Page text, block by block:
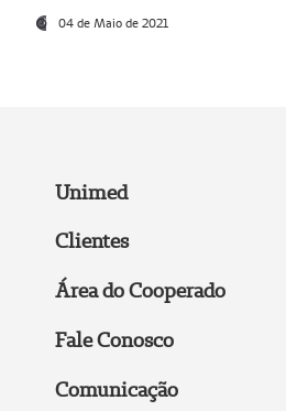
04 de Maio de 2021
Unimed
Clientes
Área do Cooperado
Fale Conosco
Comunicação